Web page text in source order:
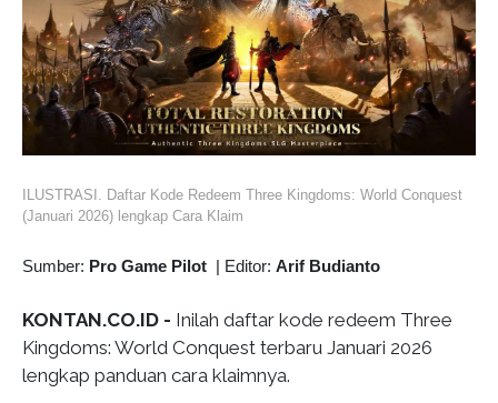
ILUSTRASI. Daftar Kode Redeem Three Kingdoms: World Conquest
(Januari 2026) lengkap Cara Klaim
Sumber: Pro Game Pilot | Editor: Arif Budianto
KONTAN.CO.ID - Inilah daftar kode redeem Three
Kingdoms: World Conquest terbaru Januari 2026
lengkap panduan cara klaimnya.